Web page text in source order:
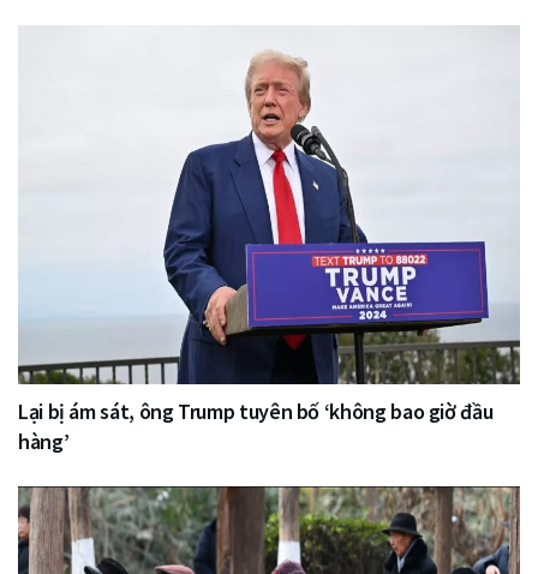
Lại bị ám sát, ông Trump tuyên bố ‘không bao giờ đầu
hàng’